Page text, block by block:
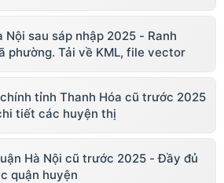
Nội sau sáp nhập 2025 - Ranh
phường. Tải về KML, file vector
tỉnh Thanh Hóa cũ trước 2025
tiết các huyện thị
Hà Nội cũ trước 2025 - Đầy đủ
quận huyện